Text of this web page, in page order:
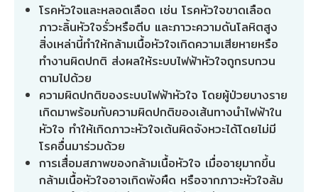
โรคหัวใจและหลอดเลือด เช่น โรคหัวใจขาดเลือด
ภาวะลิ้นหัวใจรั่วหรือตีบ และภาวะความดันโลหิตสูง
สิ่งเหล่านี้ทำให้กล้ามเนื้อหัวใจเกิดความเสียหายหรือ
ทำงานผิดปกติ ส่งผลให้ระบบไฟฟ้าหัวใจถูกรบกวน
ตามไปด้วย
ความผิดปกติของระบบไฟฟ้าหัวใจ โดยผู้ป่วยบางราย
เกิดมาพร้อมกับความผิดปกติของเส้นทางนำไฟฟ้าใน
หัวใจ ทำให้เกิดภาวะหัวใจเต้นผิดจังหวะได้โดยไม่มี
โรคอื่นมาร่วมด้วย
การเสื่อมสภาพของกล้ามเนื้อหัวใจ เมื่ออายุมากขึ้น
กล้ามเนื้อหัวใจอาจเกิดพังผืด หรือจากภาวะหัวใจล้ม